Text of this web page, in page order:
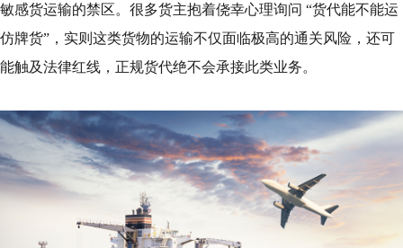
联系我们 +
敏感货运输的禁区。很多货主抱着侥幸心理询问 “货代能不能运
仿牌货”，实则这类货物的运输不仅面临极高的通关风险，还可
能触及法律红线，正规货代绝不会承接此类业务。